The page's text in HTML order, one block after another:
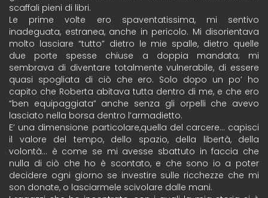
scaffali pieni di libri.
Le prime volte ero spaventatissima, mi sentivo
inadeguata, estranea, anche in pericolo. Mi disorientava
molto lasciare “tutto” dietro le mie spalle, dietro quelle
due porte spesse chiuse a doppia mandata; mi
sembrava di diventare totalmente vulnerabile, di essere
quasi spogliata di ciò che ero. Solo dopo un po’ ho
capito che Roberta abitava tutta dentro di me, e che ero
“ben equipaggiata” anche senza gli orpelli che avevo
lasciato nella borsa dentro l’armadietto.
E’ una dimensione particolare,quella del carcere… capisci
il valore del tempo, dello spazio, della libertà, della
volontà… è come se mi avesse sbattuto in faccia che
nulla di ciò che ho è scontato, e che sono io a poter
decidere ogni giorno se investire sulle ricchezze che mi
son donate, o lasciarmele scivolare dalle mani.